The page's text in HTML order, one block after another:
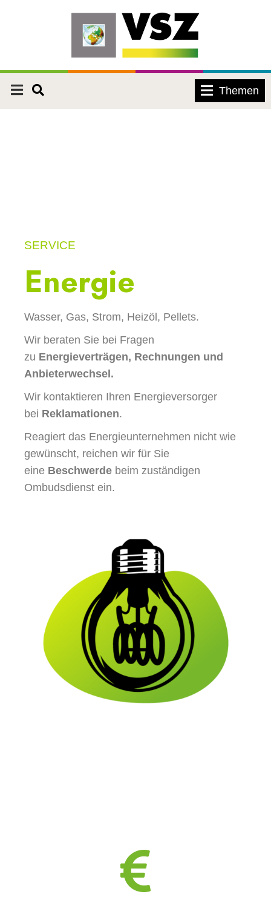
Themen
SERVICE
Energie
Wasser, Gas, Strom, Heizöl, Pellets.
Wir beraten Sie bei Fragen
zu Energieverträgen, Rechnungen und
Anbieterwechsel.
Wir kontaktieren Ihren Energieversorger
bei Reklamationen.
Reagiert das Energieunternehmen nicht wie
gewünscht, reichen wir für Sie
eine Beschwerde beim zuständigen
Ombudsdienst ein.